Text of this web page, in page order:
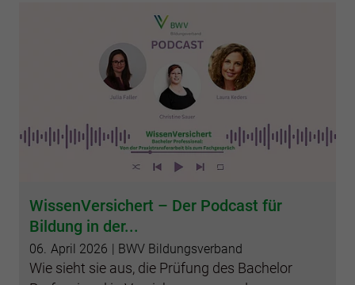
WissenVersichert – Der Podcast für
Bildung in der...
06. April 2026 | BWV Bildungsverband
Wie sieht sie aus, die Prüfung des Bachelor